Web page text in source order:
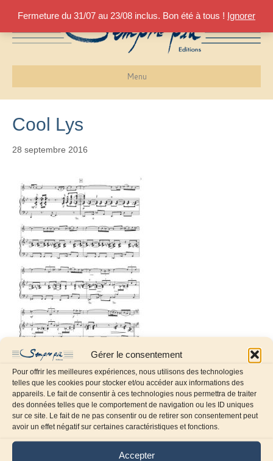
Gérer le consentement
Pour offrir les meilleures expériences, nous utilisons des technologies
telles que les cookies pour stocker et/ou accéder aux informations des
appareils. Le fait de consentir à ces technologies nous permettra de traiter
des données telles que le comportement de navigation ou les ID uniques
sur ce site. Le fait de ne pas consentir ou de retirer son consentement peut
avoir un effet négatif sur certaines caractéristiques et fonctions.
Accepter
Fermeture du 31/07 au 23/08 inclus. Bon été à tous ! Ignorer
Menu
Cool Lys
28 septembre 2016
Laissez un commentaire
Commentaire